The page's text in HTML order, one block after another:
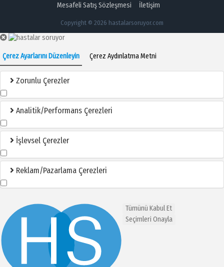
Mesafeli Satış Sözleşmesi
İletişim
Copyright © 2026 hastalarsoruyor.com
Çerez Ayarlarını Düzenleyin Çerez Aydınlatma Metni
Zorunlu Çerezler
Analitik/Performans Çerezleri
İşlevsel Çerezler
Reklam/Pazarlama Çerezleri
Tümünü Kabul Et
Seçimleri Onayla